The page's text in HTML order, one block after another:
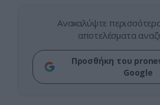
Ανακαλύψτε
αποτελέσματα
Προσθήκη του
Google